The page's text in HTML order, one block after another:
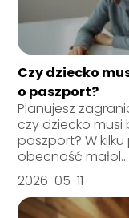
Czy dziecko
o paszport?
Planujesz
czy dziecko musi
paszport? W
obecność małol...
2026-05-11